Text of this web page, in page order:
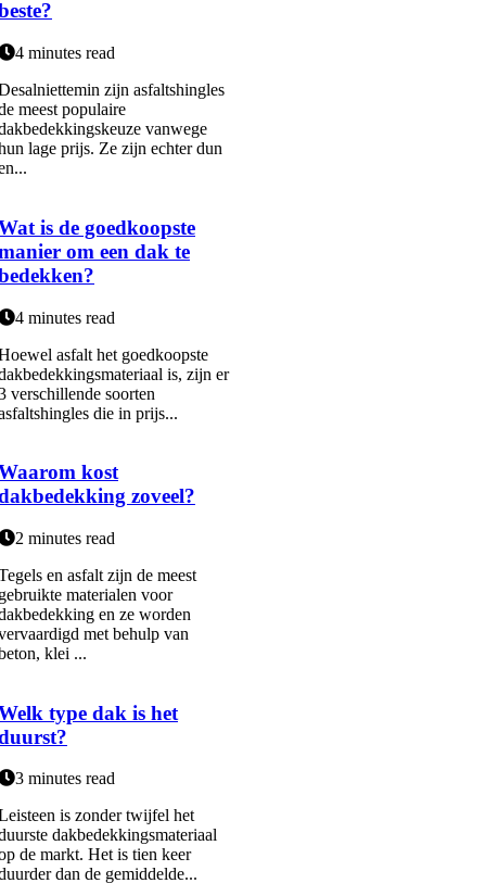
4 minutes read
zijn asfaltshingles
meest populaire
vanwege
lage prijs. Ze zijn echter dun
is de goedkoopste
om een dak te
4 minutes read
asfalt het goedkoopste
is, zijn er
verschillende soorten
die in prijs...
kost
zoveel?
2 minutes read
en asfalt zijn de meest
materialen voor
en ze worden
met behulp van
klei ...
type dak is het
3 minutes read
is zonder twijfel het
dakbedekkingsmateriaal
de markt. Het is tien keer
dan de gemiddelde...